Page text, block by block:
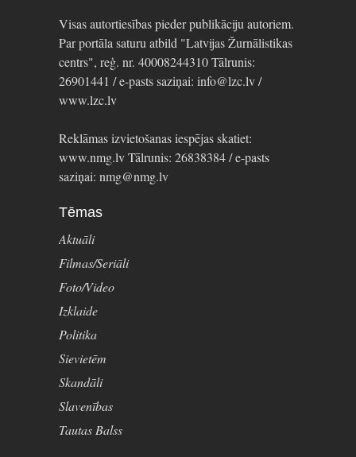
Visas autortiesības pieder publikāciju autoriem.
Par portāla saturu atbild "Latvijas Žurnālistikas
centrs", reģ. nr. 40008244310 Tālrunis:
26901441 / e-pasts saziņai: info@lzc.lv /
www.lzc.lv
Reklāmas izvietošanas iespējas skatiet:
www.nmg.lv Tālrunis: 26838384 / e-pasts
saziņai: nmg@nmg.lv
Tēmas
Aktuāli
Filmas/Seriāli
Foto/Video
Izklaide
Politika
Sievietēm
Skandāli
Slavenības
Tautas Balss